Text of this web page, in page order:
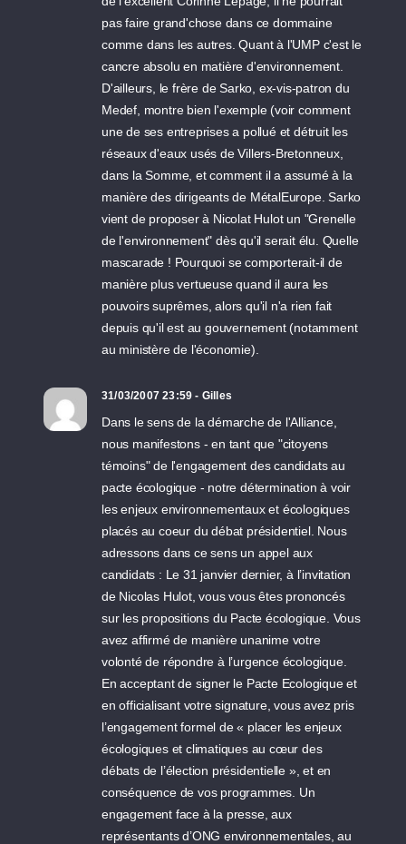
pas faire grand'chose dans ce dommaine
comme dans les autres. Quant à l'UMP c'est le
cancre absolu en matière d'environnement.
D'ailleurs, le frère de Sarko, ex-vis-patron du
Medef, montre bien l'exemple (voir comment
une de ses entreprises a pollué et détruit les
réseaux d'eaux usés de Villers-Bretonneux,
dans la Somme, et comment il a assumé à la
manière des dirigeants de MétalEurope. Sarko
vient de proposer à Nicolat Hulot un "Grenelle
de l'environnement" dès qu'il serait élu. Quelle
mascarade ! Pourquoi se comporterait-il de
manière plus vertueuse quand il aura les
pouvoirs suprêmes, alors qu'il n'a rien fait
depuis qu'il est au gouvernement (notamment
au ministère de l'économie).
31/03/2007 23:59 - Gilles
Dans le sens de la démarche de l'Alliance,
nous manifestons - en tant que "citoyens
témoins" de l'engagement des candidats au
pacte écologique - notre détermination à voir
les enjeux environnementaux et écologiques
placés au coeur du débat présidentiel. Nous
adressons dans ce sens un appel aux
candidats : Le 31 janvier dernier, à l’invitation
de Nicolas Hulot, vous vous êtes prononcés
sur les propositions du Pacte écologique. Vous
avez affirmé de manière unanime votre
volonté de répondre à l’urgence écologique.
En acceptant de signer le Pacte Ecologique et
en officialisant votre signature, vous avez pris
l’engagement formel de « placer les enjeux
écologiques et climatiques au cœur des
débats de l’élection présidentielle », et en
conséquence de vos programmes. Un
engagement face à la presse, aux
représentants d’ONG environnementales, au